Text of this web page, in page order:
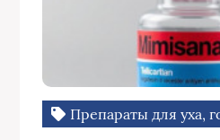
Препараты для уха,